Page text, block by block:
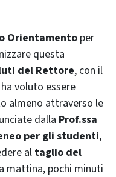
Orientamento per
questa
del Rettore, con il
voluto essere
almeno attraverso le
dalla Prof.ssa
per gli studenti,
al taglio del
mattina, pochi minuti